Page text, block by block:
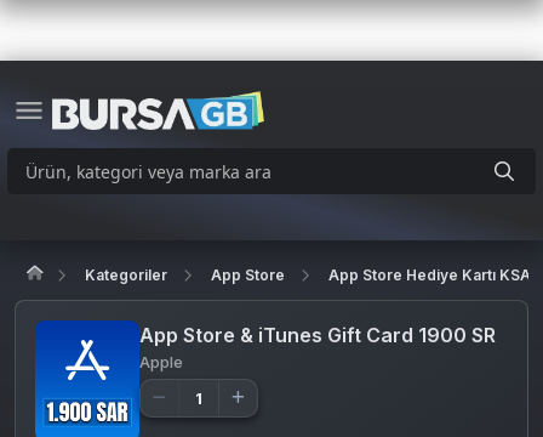
Kategoriler App Store App Store Hediye Kartı KSA
App Store & iTunes Gift Card 1900 SR
Apple